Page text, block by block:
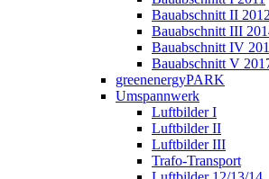
Bauabschnitt II 2012
Bauabschnitt III
Bauabschnitt IV
Bauabschnitt V
greenenergyPARK
Umspannwerk
Luftbilder I
Luftbilder II
Luftbilder III
Trafo-Transport